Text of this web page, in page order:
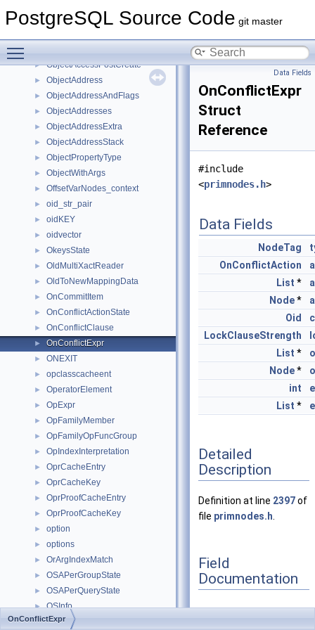
PostgreSQL Source Code git master
► ObjectAccessDrop
► ObjectAccessPostCreate
► ObjectAddress
► ObjectAddressAndFlags
► ObjectAddresses
► ObjectAddressExtra
► ObjectAddressStack
► ObjectPropertyType
► ObjectWithArgs
► OffsetVarNodes_context
► oid_str_pair
► oidKEY
► oidvector
► OkeysState
► OldMultiXactReader
► OldToNewMappingData
► OnCommitItem
► OnConflictActionState
► OnConflictClause
► OnConflictExpr
► ONEXIT
► opclasscacheent
► OperatorElement
► OpExpr
► OpFamilyMember
► OpFamilyOpFuncGroup
► OpIndexInterpretation
► OprCacheEntry
► OprCacheKey
► OprProofCacheEntry
► OprProofCacheKey
► option
► options
► OrArgIndexMatch
► OSAPerGroupState
► OSAPerQueryState
► OSInfo
► ossl_cipher
Data Fields
OnConflictExpr
Struct
Reference
#include
<primnodes.h>
Data Fields
NodeTag
OnConflictAction
List *
Node*
Oid
LockClauseStrength
List *
Node*
int
List *
Detailed
Description
Definition at line 2397of
file primnodes.h
Field
Documentation
OnConflictExpr